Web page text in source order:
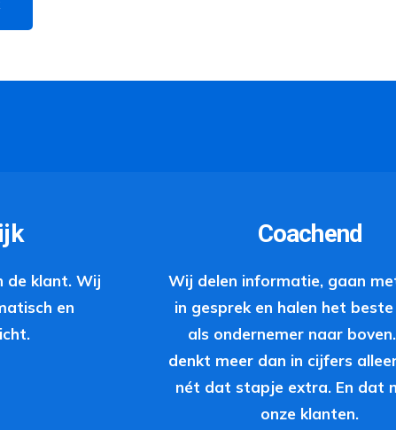
de klant. Wij
en
Coachend
Wij delen informatie, gaan
in gesprek en halen het
als ondernemer naar
denkt meer dan in cijfers
nét dat stapje extra. En dat
onze klanten.